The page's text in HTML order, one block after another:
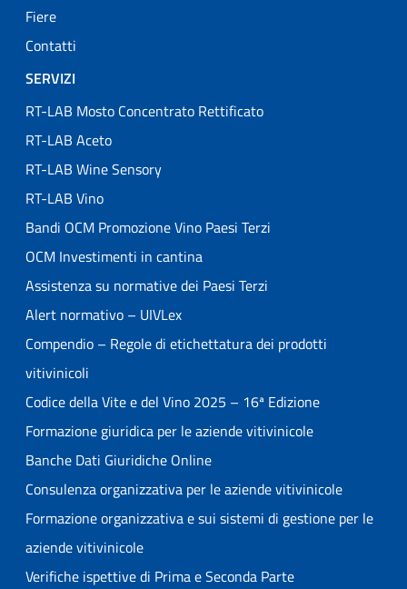
Fiere
Contatti
SERVIZI
RT-LAB Mosto Concentrato Rettificato
RT-LAB Aceto
RT-LAB Wine Sensory
RT-LAB Vino
Bandi OCM Promozione Vino Paesi Terzi
OCM Investimenti in cantina
Assistenza su normative dei Paesi Terzi
Alert normativo – UIVLex
Compendio – Regole di etichettatura dei prodotti
vitivinicoli
Codice della Vite e del Vino 2025 – 16ª Edizione
Formazione giuridica per le aziende vitivinicole
Banche Dati Giuridiche Online
Consulenza organizzativa per le aziende vitivinicole
Formazione organizzativa e sui sistemi di gestione per le
aziende vitivinicole
Verifiche ispettive di Prima e Seconda Parte